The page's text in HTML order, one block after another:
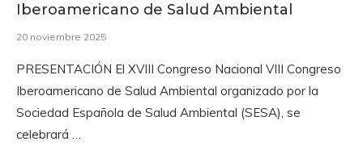
Iberoamericano de Salud Ambiental
20 noviembre 2025
PRESENTACIÓN El XVIII Congreso Nacional VIII Congreso
Iberoamericano de Salud Ambiental organizado por la
Sociedad Española de Salud Ambiental (SESA), se
celebrará …